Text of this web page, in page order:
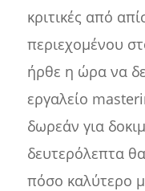
κριτικές από
περιεχομένου
ήρθε η ώρα να
εργαλείο
δωρεάν για
δευτερόλεπτα
πόσο καλύτερο